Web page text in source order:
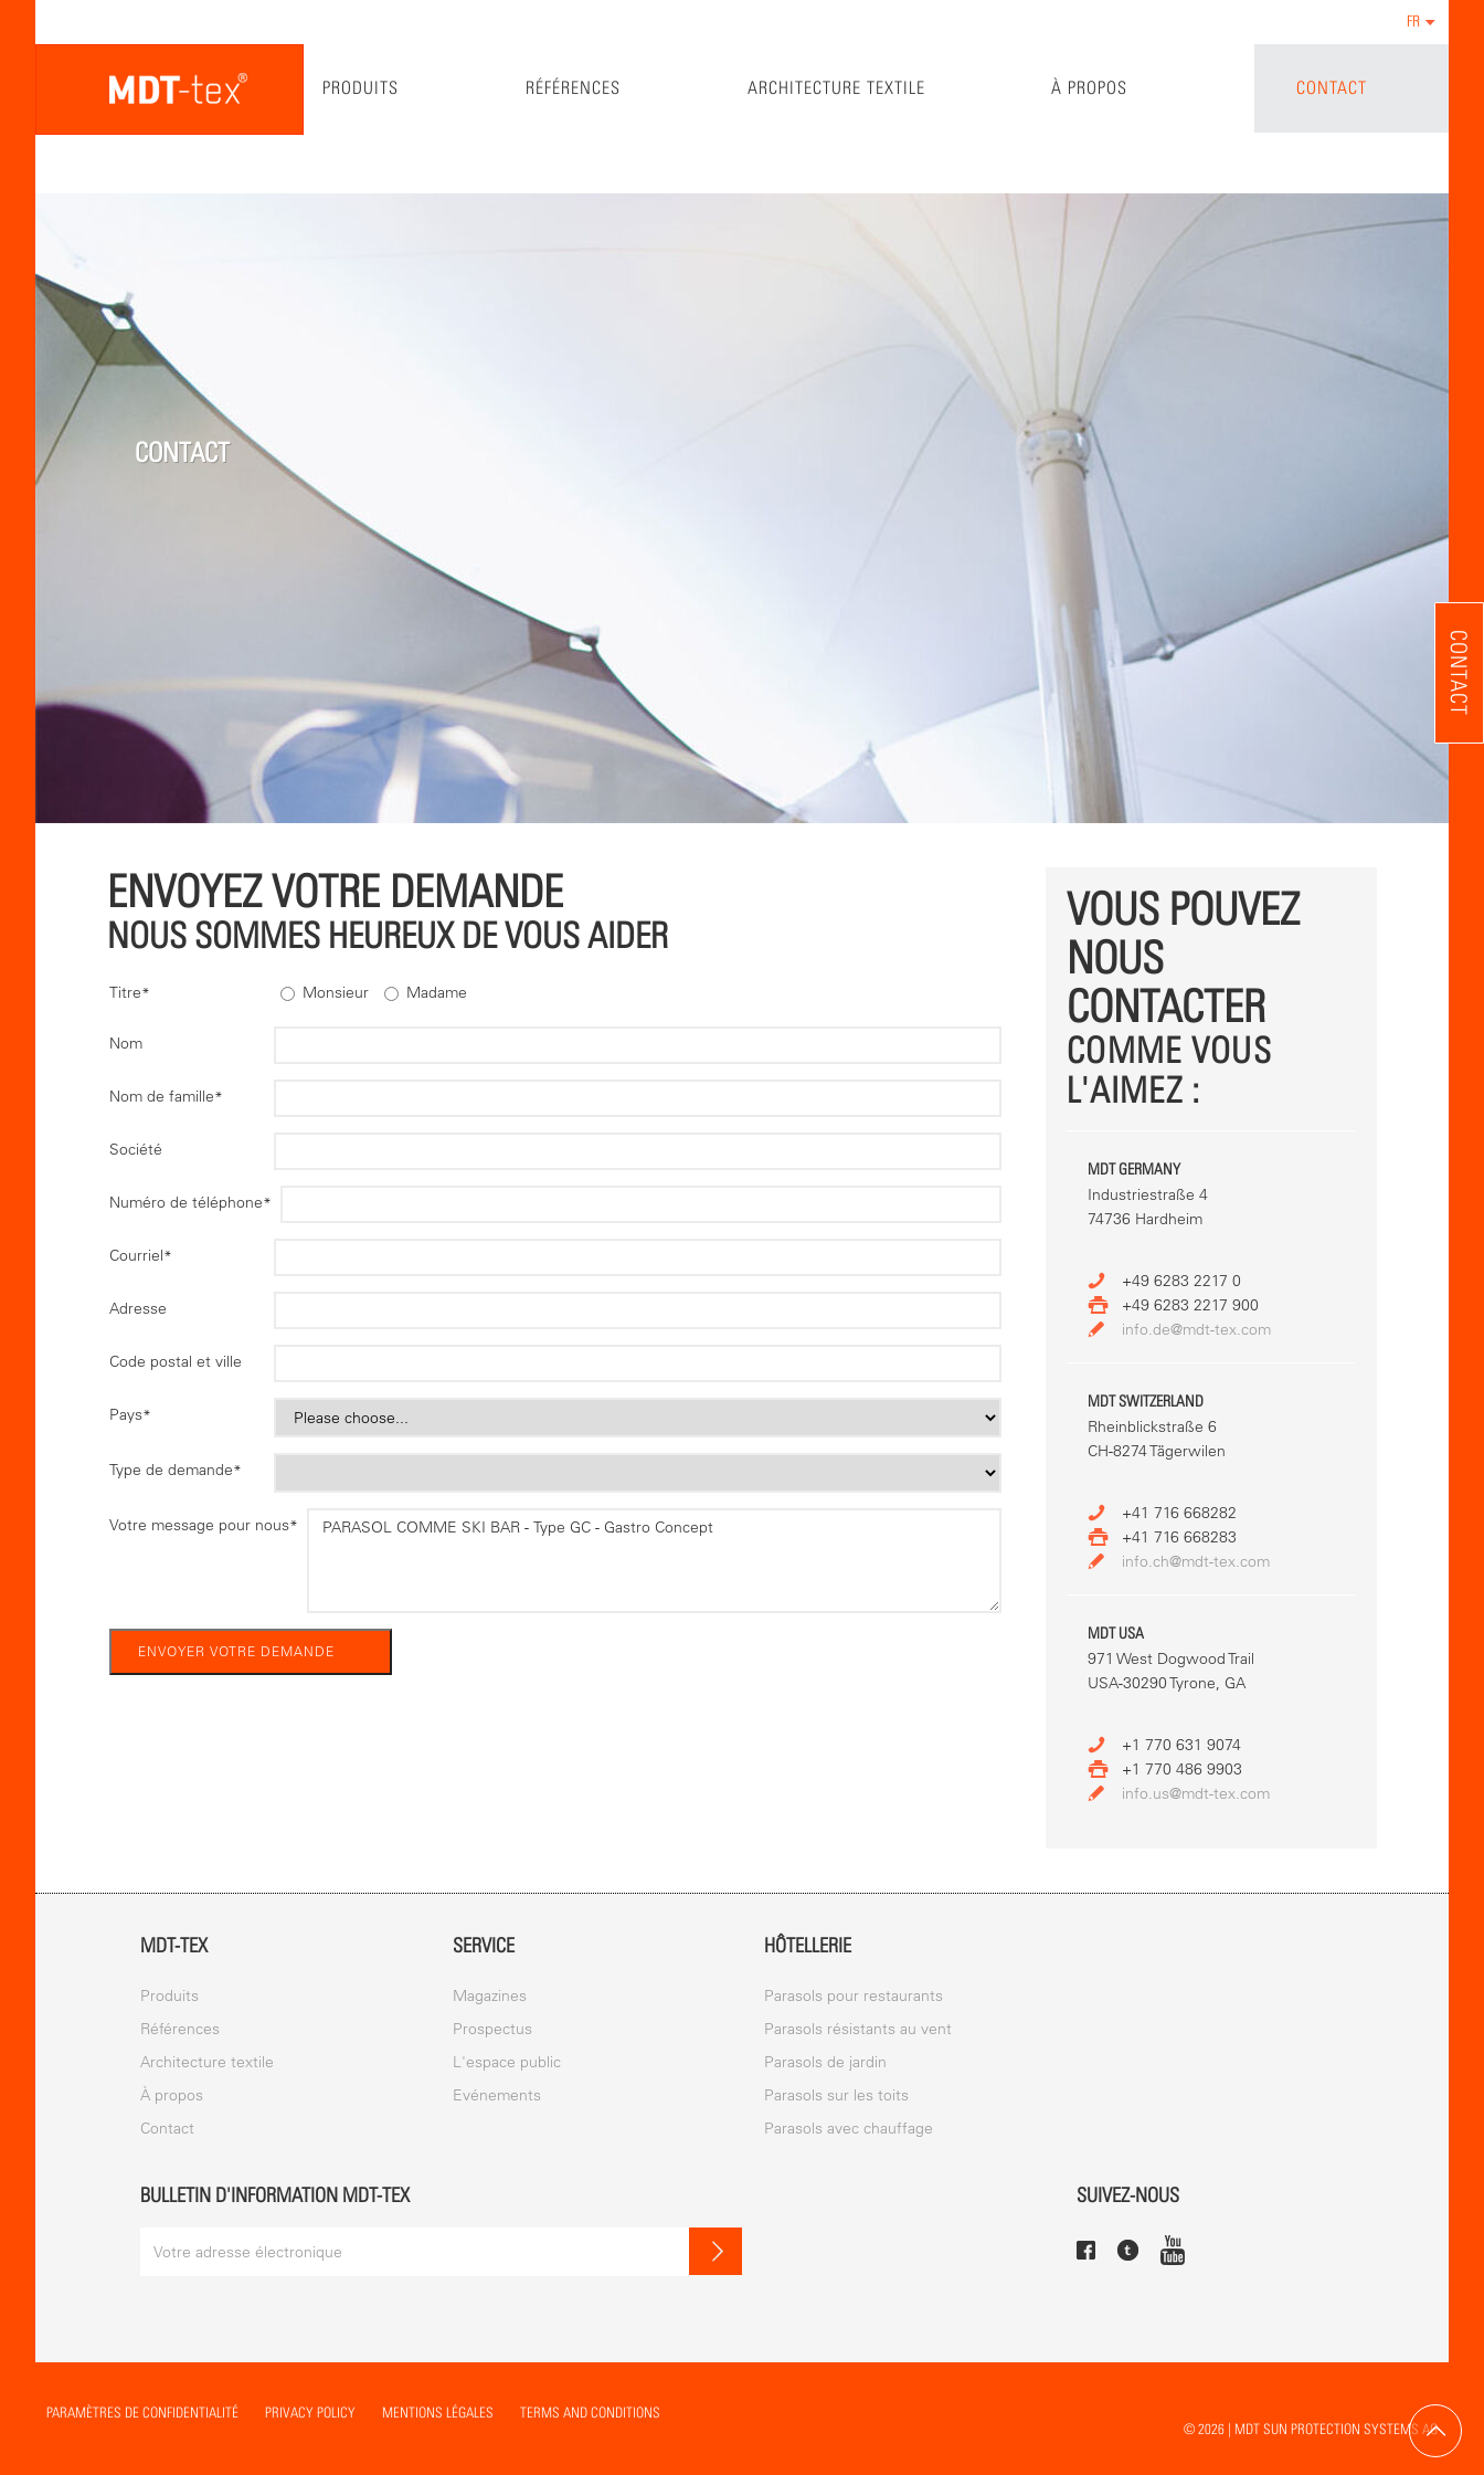
FR
PRODUITS RÉFÉRENCES ARCHITECTURE TEXTILE À PROPOS CONTACT
CONTACT
ENVOYEZ VOTRE DEMANDE
NOUS SOMMES HEUREUX DE VOUS AIDER
Titre* Monsieur Madame
Nom
Nom de famille*
Société
Numéro de téléphone*
Courriel*
Adresse
Code postal et ville
Pays*
Type de demande*
Votre message pour nous*
VOUS POUVEZ
NOUS
CONTACTER
COMME VOUS
L'AIMEZ :
MDT GERMANY
Industriestraße 4
74736 Hardheim
+49 6283 2217 0
+49 6283 2217 900
info.de@mdt-tex.com
MDT SWITZERLAND
Rheinblickstraße 6
CH-8274 Tägerwilen
+41 716 668282
+41 716 668283
info.ch@mdt-tex.com
MDT USA
971 West Dogwood Trail
USA-30290 Tyrone, GA
+1 770 631 9074
+1 770 486 9903
info.us@mdt-tex.com
CONTACT
MDT-TEX
Produits
Références
Architecture textile
À propos
Contact
SERVICE
Magazines
Prospectus
L'espace public
Evénements
HÔTELLERIE
Parasols pour restaurants
Parasols résistants au vent
Parasols de jardin
Parasols sur les toits
Parasols avec chauffage
BULLETIN D'INFORMATION MDT-TEX SUIVEZ-NOUS
PARAMÈTRES DE CONFIDENTIALITÉ PRIVACY POLICY MENTIONS LÉGALES
TERMS AND CONDITIONS
© 2026 | MDT SUN PROTECTION SYSTEMS AG